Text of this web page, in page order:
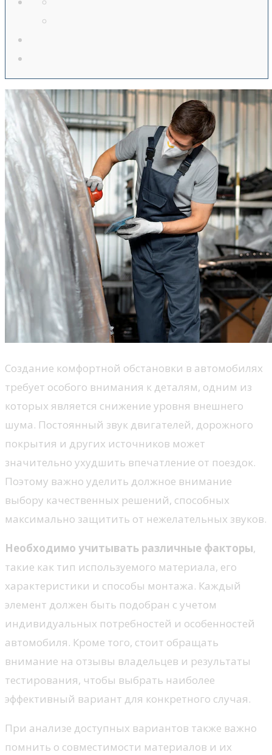
Создание комфортной обстановки в автомобилях
требует особого внимания к деталям, одним из
которых является снижение уровня внешнего
шума. Постоянный звук двигателей, дорожного
покрытия и других источников может
значительно ухудшить впечатление от поездок.
Поэтому важно уделить должное внимание
выбору качественных решений, способных
максимально защитить от нежелательных звуков.
Необходимо учитывать различные факторы,
такие как тип используемого материала, его
характеристики и способы монтажа. Каждый
элемент должен быть подобран с учетом
индивидуальных потребностей и особенностей
автомобиля. Кроме того, стоит обращать
внимание на отзывы владельцев и результаты
тестирования, чтобы выбрать наиболее
эффективный вариант для конкретного случая.
При анализе доступных вариантов также важно
помнить о совместимости материалов и их